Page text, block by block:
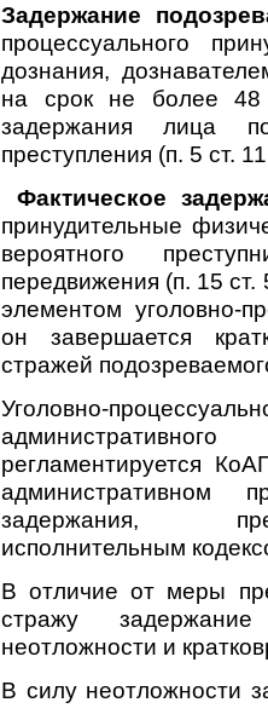
Задержание
процессуального
дознания,
на срок не более 48
задержания лица
преступления (п. 5 ст.
Фактическое
принудительные
вероятного
передвижения (п. 15 ст.
элементом уголовно-
он завершается
стражей
Уголовно-
регламентируется
административном
задержания,
исполнительным
В отличие от меры
стражу задержание
неотложности и
В силу неотложности